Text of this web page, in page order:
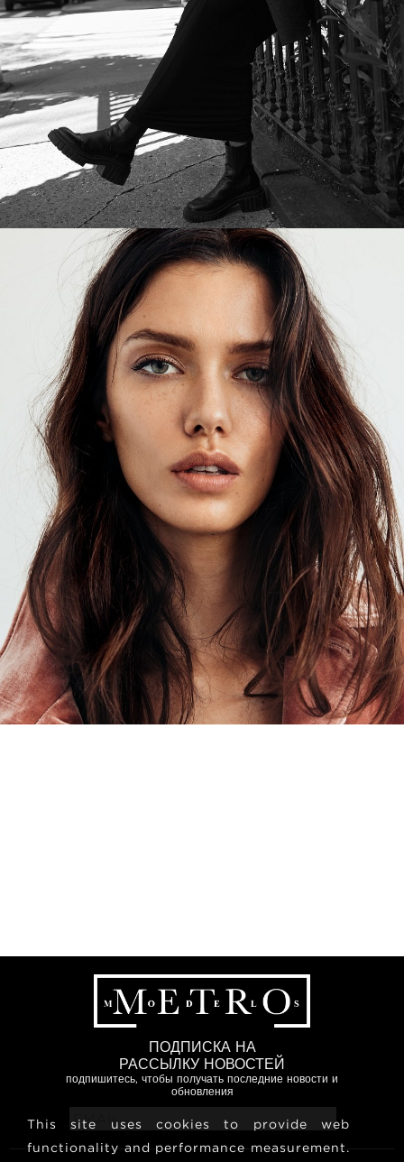
ПОДПИСКА НА
РАССЫЛКУ НОВОСТЕЙ
подпишитесь, чтобы получать последние новости и
обновления
This site uses cookies to provide web
functionality and performance measurement.